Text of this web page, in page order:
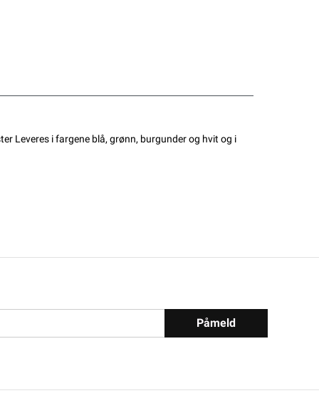
Leveres i fargene blå, grønn, burgunder og hvit og i
Påmeld